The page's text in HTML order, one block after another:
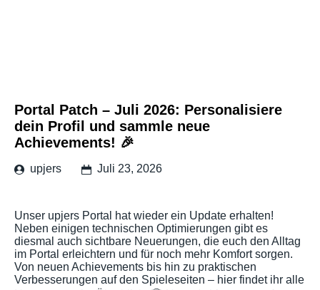
Portal Patch – Juli 2026: Personalisiere
dein Profil und sammle neue
Achievements! 🎉
upjers Juli 23, 2026
Unser upjers Portal hat wieder ein Update erhalten!
Neben einigen technischen Optimierungen gibt es
diesmal auch sichtbare Neuerungen, die euch den Alltag
im Portal erleichtern und für noch mehr Komfort sorgen.
Von neuen Achievements bis hin zu praktischen
Verbesserungen auf den Spieleseiten – hier findet ihr alle